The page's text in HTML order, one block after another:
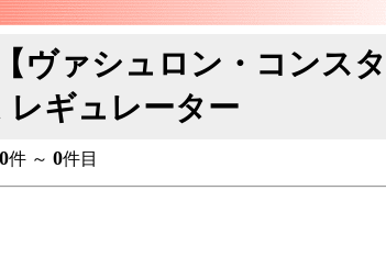
ヴァシュロン・コンスタ
ギュレーター
0件 ～ 0件目